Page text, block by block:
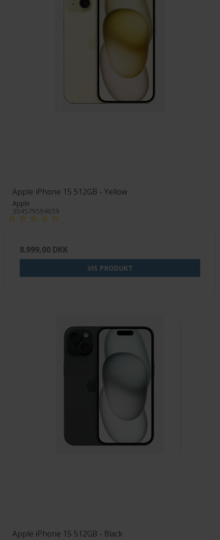
Apple iPhone 15 512GB - Yellow
Apple
304579594059
8.999,00 DKK
VIS PRODUKT
Apple iPhone 15 512GB - Black